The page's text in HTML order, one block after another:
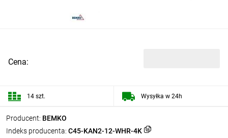
Producent: BEMKO
Indeks producenta: C45-KAN2-12-WHR-4K
Cena:
14 szt. Wysyłka w 24h